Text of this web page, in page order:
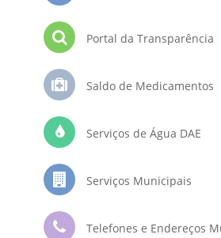
Portal da Transparência
Saldo de Medicamentos
Serviços de Água DAE
Serviços Municipais
Telefones e Endereços